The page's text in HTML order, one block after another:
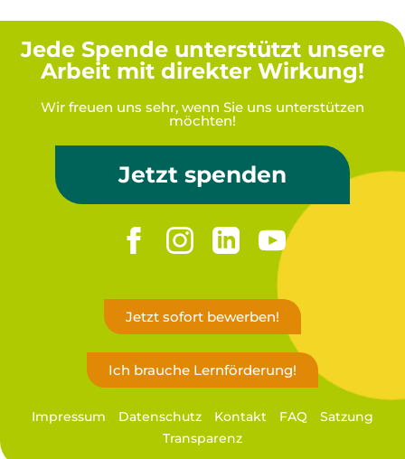
Jede Spende unterstützt unsere
Arbeit mit direkter Wirkung!
Wir freuen uns sehr, wenn Sie uns unterstützen
möchten!
Jetzt spenden
Jetzt sofort bewerben!
Ich brauche Lernförderung!
Impressum Datenschutz Kontakt FAQ
Satzung
Transparenz